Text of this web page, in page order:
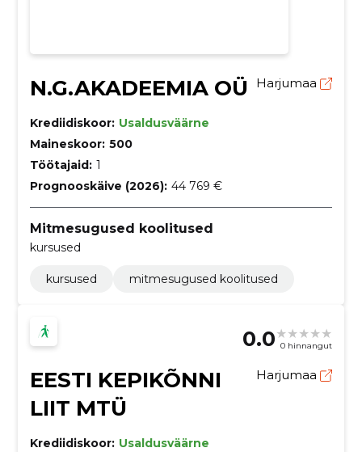
N.G.AKADEEMIA OÜ Harjumaa
Krediidiskoor: Usaldusväärne
Maineskoor: 500
Töötajaid: 1
Prognooskäive (2026): 44 769 €
Mitmesugused koolitused
kursused
kursused mitmesugused koolitused
0.0 0 hinnangut
EESTI KEPIKÕNNI
LIIT MTÜ
Harjumaa
Krediidiskoor: Usaldusväärne